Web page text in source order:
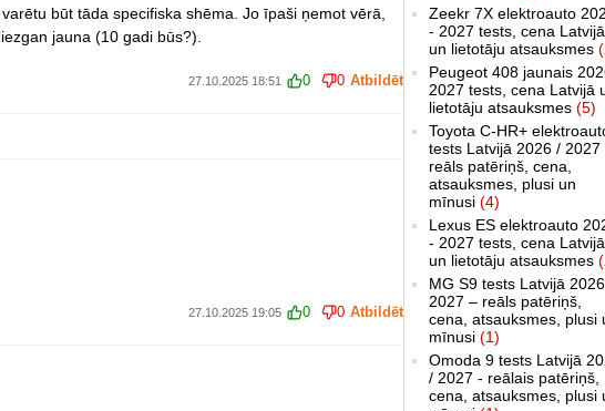
būt tāda specifiska shēma. Jo īpaši ņemot vērā,
jauna (10 gadi būs?).
27.10.2025 18:51 0 0 Atbildēt
27.10.2025 19:05 0 0 Atbildēt
Zeekr 7X elektroauto
- 2027 tests, cena Latvijā
un lietotāju atsauksmes
Peugeot 408 jaunais
2027 tests, cena Latvijā
lietotāju atsauksmes (5)
Toyota C-HR+
tests Latvijā 2026 / 2027
reāls patēriņš, cena,
atsauksmes, plusi un
mīnusi (4)
Lexus ES elektroauto
- 2027 tests, cena Latvijā
un lietotāju atsauksmes
MG S9 tests Latvijā
2027 – reāls patēriņš,
cena, atsauksmes, plusi
mīnusi (1)
Omoda 9 tests Latvijā
/ 2027 - reālais patēriņš,
cena, atsauksmes, plusi